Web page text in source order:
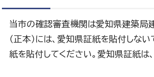
当市の確認審査機関は愛知県建築局
（正本）には、愛知県証紙を貼付しな
紙を貼付してください。愛知県証紙